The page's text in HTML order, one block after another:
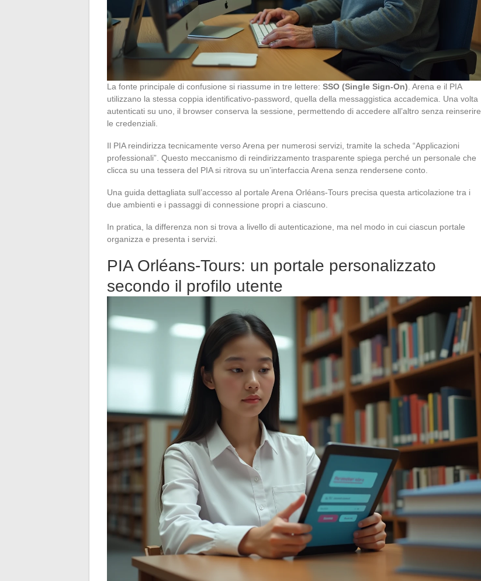
La fonte principale di confusione si riassume in tre lettere: SSO (Single Sign-On). Arena e il PIA
utilizzano la stessa coppia identificativo-password, quella della messaggistica accademica. Una volta
autenticati su uno, il browser conserva la sessione, permettendo di accedere all’altro senza reinserire
le credenziali.
Il PIA reindirizza tecnicamente verso Arena per numerosi servizi, tramite la scheda “Applicazioni
professionali”. Questo meccanismo di reindirizzamento trasparente spiega perché un personale che
clicca su una tessera del PIA si ritrova su un’interfaccia Arena senza rendersene conto.
Una guida dettagliata sull’accesso al portale Arena Orléans-Tours precisa questa articolazione tra i
due ambienti e i passaggi di connessione propri a ciascuno.
In pratica, la differenza non si trova a livello di autenticazione, ma nel modo in cui ciascun portale
organizza e presenta i servizi.
PIA Orléans-Tours: un portale personalizzato
secondo il profilo utente